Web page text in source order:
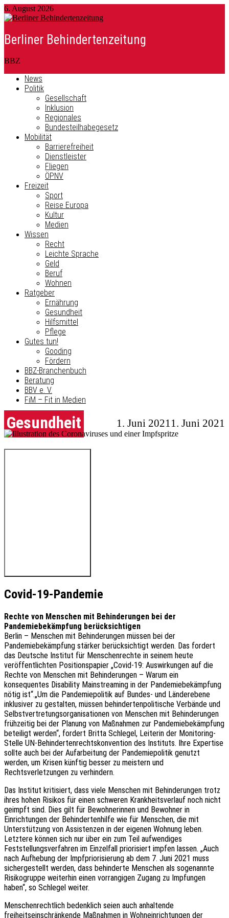
6. August 2026
Berliner Behindertenzeitung
BBZ
News
Politik
Gesellschaft
Inklusion
Regionales
Bundesteilhabegesetz
Mobilität
Barrierefreiheit
Dienstleister
Fliegen
ÖPNV
Freizeit
Sport
Reise Europa
Kultur
Medien
Wissen
Recht
Leichte Sprache
Geld
Beruf
Wohnen
Ratgeber
Ernährung
Gesundheit
Hilfsmittel
Pflege
Gutes tun!
Gooding
Fördern
BBZ-Branchenbuch
Beratung
BBV e. V.
FiM – Fit in Medien
Gesundheit 1. Juni 2021
1. Juni 2021
Covid-19-Pandemie
Rechte von Menschen mit Behinderungen bei der
Pandemiebekämpfung berücksichtigen
Berlin – Menschen mit Behinderungen müssen bei der
Pandemiebekämpfung stärker berücksichtigt werden. Das fordert
das Deutsche Institut für Menschenrechte in seinem heute
veröffentlichten Positionspapier „Covid-19: Auswirkungen auf die
Rechte von Menschen mit Behinderungen – Warum ein
konsequentes Disability Mainstreaming in der Pandemiebekämpfung
nötig ist“.„Um die Pandemiepolitik auf Bundes- und Länderebene
inklusiver zu gestalten, müssen behindertenpolitische Verbände und
Selbstvertretungsorganisationen von Menschen mit Behinderungen
frühzeitig bei der Planung von Maßnahmen zur Pandemiebekämpfung
beteiligt werden“, fordert Britta Schlegel, Leiterin der Monitoring-
Stelle UN-Behindertenrechtskonvention des Instituts. Ihre Expertise
sollte auch bei der Aufarbeitung der Pandemiepolitik genutzt
werden, um Krisen künftig besser zu meistern und
Rechtsverletzungen zu verhindern.
Das Institut kritisiert, dass viele Menschen mit Behinderungen trotz
ihres hohen Risikos für einen schweren Krankheitsverlauf noch nicht
geimpft sind. Dies gilt für Bewohnerinnen und Bewohner in
Einrichtungen der Behindertenhilfe wie für Menschen, die mit
Unterstützung von Assistenzen in der eigenen Wohnung leben.
Letztere können sich nur über ein zum Teil aufwendiges
Feststellungsverfahren im Einzelfall priorisiert impfen lassen. „Auch
nach Aufhebung der Impfpriorisierung ab dem 7. Juni 2021 muss
sichergestellt werden, dass behinderte Menschen als sogenannte
Risikogruppe weiterhin einen vorrangigen Zugang zu Impfungen
haben“, so Schlegel weiter.
Menschenrechtlich bedenklich seien auch anhaltende
freiheitseinschränkende Maßnahmen in Wohneinrichtungen der